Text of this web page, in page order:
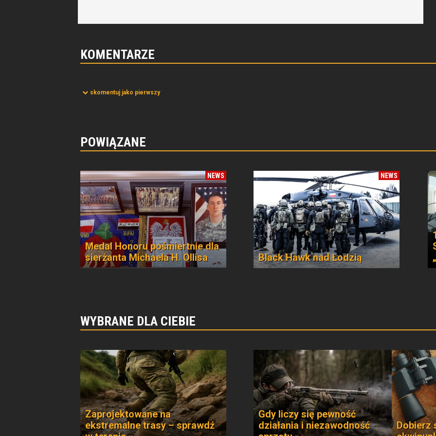
KOMENTARZE
skomentuj jako pierwszy
POWIĄZANE
NEWS
Medal Honoru pośmiertnie dla
sierżanta Michaela H. Ollisa
NEWS
Black Hawk nad Łodzią
WYBRANE DLA CIEBIE
Zaprojektowane na
ekstremalne trasy – sprawdź
Gdy liczy się pewność
działania i niezawodność
Dobierz